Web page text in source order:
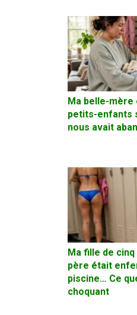
Ma belle-
petits-enfants
nous avait
Ma fille de
père était
piscine… Ce
choquant